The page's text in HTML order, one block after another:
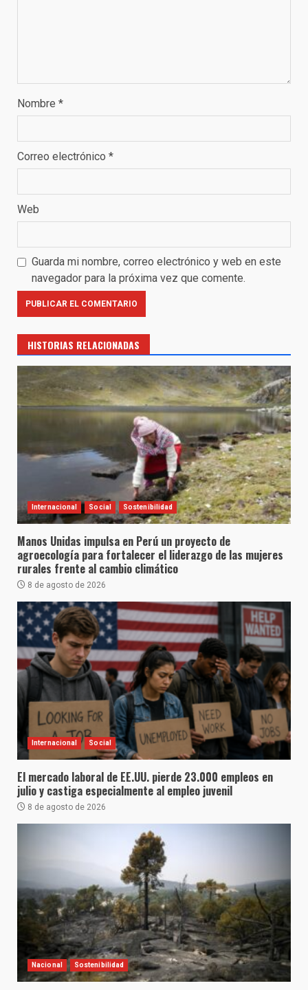
Nombre *
Correo electrónico *
Web
Guarda mi nombre, correo electrónico y web en este
navegador para la próxima vez que comente.
HISTORIAS RELACIONADAS
Internacional Social Sostenibilidad
Manos Unidas impulsa en Perú un proyecto de
agroecología para fortalecer el liderazgo de las mujeres
rurales frente al cambio climático
8 de agosto de 2026
Internacional Social
El mercado laboral de EE.UU. pierde 23.000 empleos en
julio y castiga especialmente al empleo juvenil
8 de agosto de 2026
Nacional Sostenibilidad